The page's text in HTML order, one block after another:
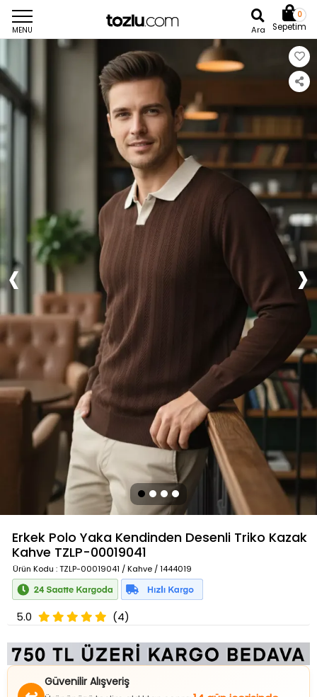
MENU Ara
0
Sepetim
Erkek Polo Yaka Kendinden Desenli Triko Kazak
Kahve TZLP-00019041
Ürün Kodu : TZLP-00019041 / Kahve / 1444019
5.0 (4)
Güvenilir Alışveriş
Ürününüzü teslim aldıktan sonra
kolayca iade edebilirsiniz.